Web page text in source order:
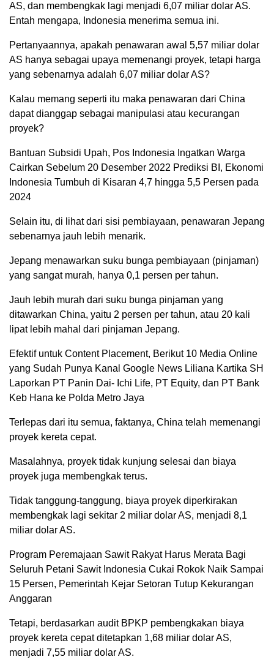
AS, dan membengkak lagi menjadi 6,07 miliar dolar AS.
Entah mengapa, Indonesia menerima semua ini.
Pertanyaannya, apakah penawaran awal 5,57 miliar dolar
AS hanya sebagai upaya memenangi proyek, tetapi harga
yang sebenarnya adalah 6,07 miliar dolar AS?
Kalau memang seperti itu maka penawaran dari China
dapat dianggap sebagai manipulasi atau kecurangan
proyek?
Bantuan Subsidi Upah, Pos Indonesia Ingatkan Warga
Cairkan Sebelum 20 Desember 2022 Prediksi BI, Ekonomi
Indonesia Tumbuh di Kisaran 4,7 hingga 5,5 Persen pada
2024
Selain itu, di lihat dari sisi pembiayaan, penawaran Jepang
sebenarnya jauh lebih menarik.
Jepang menawarkan suku bunga pembiayaan (pinjaman)
yang sangat murah, hanya 0,1 persen per tahun.
Jauh lebih murah dari suku bunga pinjaman yang
ditawarkan China, yaitu 2 persen per tahun, atau 20 kali
lipat lebih mahal dari pinjaman Jepang.
Efektif untuk Content Placement, Berikut 10 Media Online
yang Sudah Punya Kanal Google News Liliana Kartika SH
Laporkan PT Panin Dai- Ichi Life, PT Equity, dan PT Bank
Keb Hana ke Polda Metro Jaya
Terlepas dari itu semua, faktanya, China telah memenangi
proyek kereta cepat.
Masalahnya, proyek tidak kunjung selesai dan biaya
proyek juga membengkak terus.
Tidak tanggung-tanggung, biaya proyek diperkirakan
membengkak lagi sekitar 2 miliar dolar AS, menjadi 8,1
miliar dolar AS.
Program Peremajaan Sawit Rakyat Harus Merata Bagi
Seluruh Petani Sawit Indonesia Cukai Rokok Naik Sampai
15 Persen, Pemerintah Kejar Setoran Tutup Kekurangan
Anggaran
Tetapi, berdasarkan audit BPKP pembengkakan biaya
proyek kereta cepat ditetapkan 1,68 miliar dolar AS,
menjadi 7,55 miliar dolar AS.